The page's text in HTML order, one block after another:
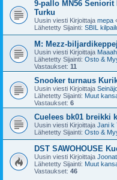
9-pallo MN56 Seniorit
Turku
Uusin viesti Kirjoittaja mepa
Lähetetty Sijainti: SBIL
M: Mezz-
Uusin viesti Kirjoittaja
Lähetetty Sijainti: Osto &
Vastaukset: 11
Snooker turnaus
Uusin viesti Kirjoittaja
Lähetetty Sijainti: Muut
Vastaukset: 6
Cuelees bk01 breikki
Uusin viesti Kirjoittaja Jani k
Lähetetty Sijainti: Osto &
DST SAWOHOUSE
Uusin viesti Kirjoittaja
Lähetetty Sijainti: Muut
Vastaukset: 46